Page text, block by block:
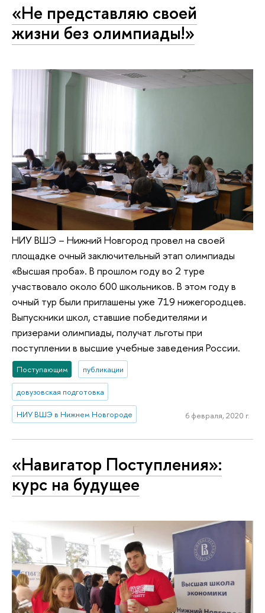
«Не представляю своей
жизни без олимпиады!»
НИУ ВШЭ – Нижний Новгород провел на своей
площадке очный заключительный этап олимпиады
«Высшая проба». В прошлом году во 2 туре
участвовало около 600 школьников. В этом году в
очный тур были приглашены уже 719 нижегородцев.
Выпускники школ, ставшие победителями и
призерами олимпиады, получат льготы при
поступлении в высшие учебные заведения России.
Поступающим публикации
довузовская подготовка
НИУ ВШЭ в Нижнем Новгороде 6 февраля, 2020 г.
«Навигатор Поступления»:
курс на будущее